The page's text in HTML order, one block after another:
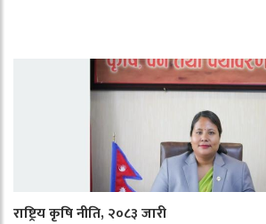
राष्ट्रिय कृषि नीति, २०८३ जारी